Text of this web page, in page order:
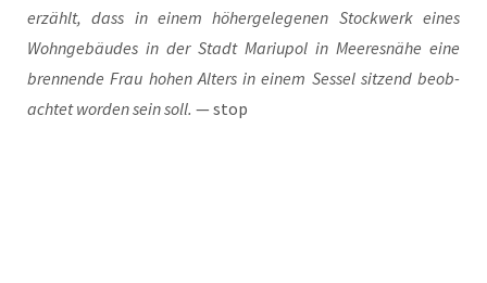
erzählt, dass in einem höher­ge­le­ge­nen Stock­werk eines
Wohn­ge­bäu­des in der Stadt Mariu­pol in Mee­res­nä­he eine
bren­nen­de Frau hohen Alters in einem Ses­sel sit­zend beob­
ach­tet wor­den sein soll. — stop